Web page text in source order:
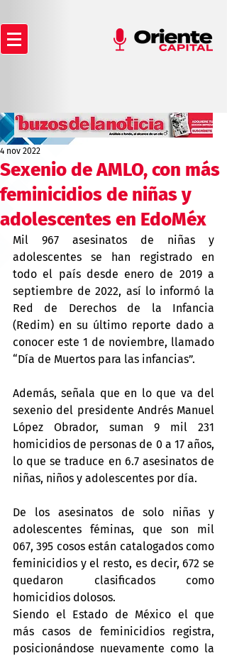
Sexenio de AMLO, con más
feminicidios de niñas y
adolescentes en EdoMéx
4 nov 2022
Mil 967 asesinatos de niñas y
adolescentes se han registrado en
todo el país desde enero de 2019 a
septiembre de 2022, así lo informó la
Red de Derechos de la Infancia
(Redim) en su último reporte dado a
conocer este 1 de noviembre, llamado
“Día de Muertos para las infancias”.
Además, señala que en lo que va del
sexenio del presidente Andrés Manuel
López Obrador, suman 9 mil 231
homicidios de personas de 0 a 17 años,
lo que se traduce en 6.7 asesinatos de
niñas, niños y adolescentes por día.
De los asesinatos de solo niñas y
adolescentes féminas, que son mil
067, 395 cosos están catalogados como
feminicidios y el resto, es decir, 672 se
quedaron clasificados como
homicidios dolosos.
Siendo el Estado de México el que
más casos de feminicidios registra,
posicionándose nuevamente como la